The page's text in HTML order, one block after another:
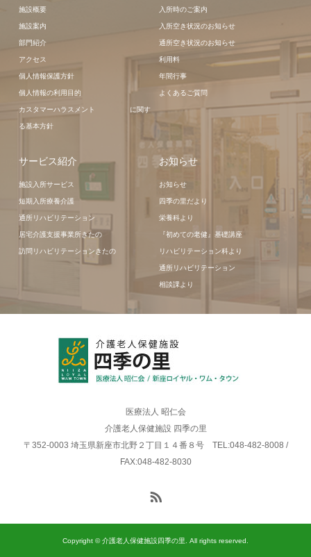
施設概要
施設案内
部門紹介
アクセス
個人情報保護方針
個人情報の利用目的
カスタマーハラスメント に関す
る基本方針
入所時のご案内
入所空き状況のお知らせ
通所空き状況のお知らせ
利用料
年間行事
よくあるご質問
サービス紹介
施設入所サービス
短期入所療養介護
通所リハビリテーション
居宅介護支援事業所きたの
訪問リハビリテーションきたの
お知らせ
お知らせ
四季の里だより
栄養科より
『初めての老健』基礎講座
リハビリテーション科より
通所リハビリテーション
相談課より
医療法人 昭仁会
介護老人保健施設 四季の里
〒352-0003 埼玉県新座市北野２丁目１４番８号 TEL:048-482-8008 /
FAX:048-482-8030
Copyright © 介護老人保健施設四季の里. All rights reserved.